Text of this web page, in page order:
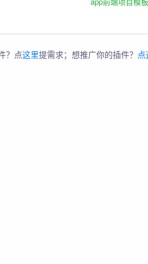
？点这里提需求；想推广你的插件？